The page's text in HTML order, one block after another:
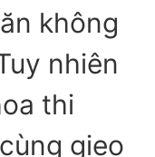
không
nhiên
thi
gieo